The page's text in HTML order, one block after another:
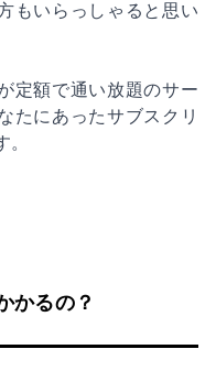
もいらっしゃると思い
定額で通い放題のサー
たにあったサブスクリ
かるの？